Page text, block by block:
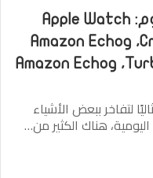
أفضل عروض أمازون لهذا اليوم: Apple Watch
Series 10، وCricut Hat Press، وAmazon Echo
Buds، وبرنامج TurboTax Deluxe، وAmazon Echo
من عام 2024 سببًا مثاليًا لتفاخر ببعض الأشياء
هناك الكثير من…